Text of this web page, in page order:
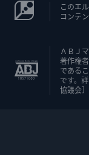
このエ
コンテ
ＡＢＪ
著作権
である
です。
協議会